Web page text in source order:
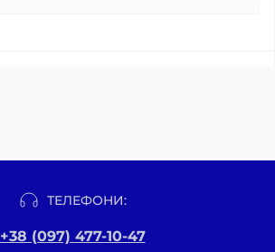
ТЕЛЕФОНИ:
+38 (097) 477-10-47